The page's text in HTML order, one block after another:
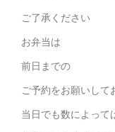
ご了承ください
お弁当は
前日までの
ご予約をお願いして
当日でも数によって